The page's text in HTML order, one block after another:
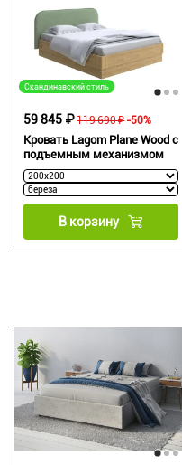
Скандинавский стиль
Кровать Lagom Plane Wood с
подъемным механизмом
119 690 ₽
59 845 ₽ -50%
В корзину